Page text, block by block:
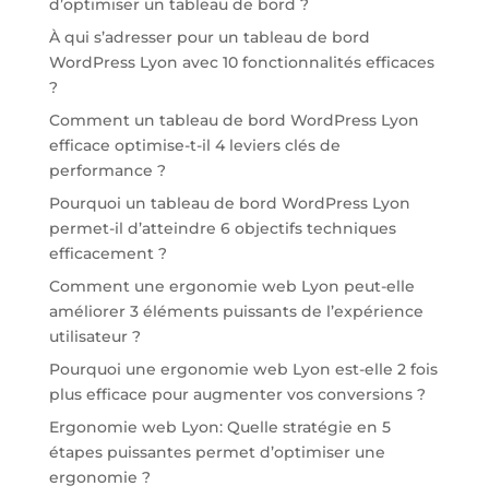
d’optimiser un tableau de bord ?
À qui s’adresser pour un tableau de bord
WordPress Lyon avec 10 fonctionnalités efficaces
?
Comment un tableau de bord WordPress Lyon
efficace optimise-t-il 4 leviers clés de
performance ?
Pourquoi un tableau de bord WordPress Lyon
permet-il d’atteindre 6 objectifs techniques
efficacement ?
Comment une ergonomie web Lyon peut-elle
améliorer 3 éléments puissants de l’expérience
utilisateur ?
Pourquoi une ergonomie web Lyon est-elle 2 fois
plus efficace pour augmenter vos conversions ?
Ergonomie web Lyon: Quelle stratégie en 5
étapes puissantes permet d’optimiser une
ergonomie ?